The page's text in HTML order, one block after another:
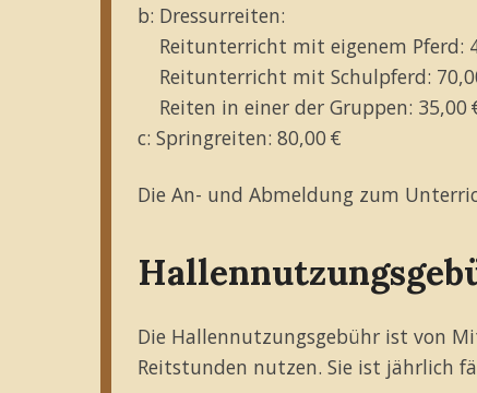
b: Dressurreiten:
Reitunterricht mit eigenem Pferd:
Reitunterricht mit Schulpferd:
Reiten in einer der Gruppen: 35,00
c: Springreiten: 80,00 €
Die An- und Abmeldung zum
Die Hallennutzungsgebühr ist von
Reitstunden nutzen. Sie ist jährlich